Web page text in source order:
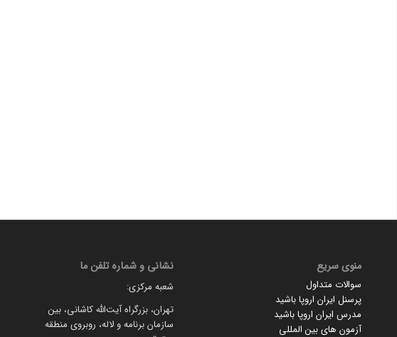
منوی سریع
سوالات متداول
پرسنل ایران اروپا باشید
مدرس ایران اروپا باشید
آزمون های بین المللی
نشانی و شماره تلفن ما
شعبه مرکزی:
تهران، بزرگراه آیت‌الله کاشانی، بین
سازمان برنامه و لاله، روبروی منطقه